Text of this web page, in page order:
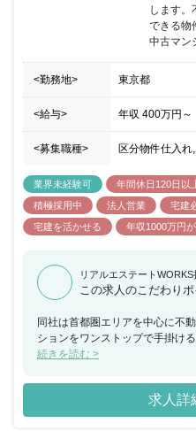
る企業となっています。同ポジ
長候補》として出店店舗拡大に
ており、キャリアステップを明
なっています。
します。
できる物
中古マン
<勤務地> 東京都
<給与> 年収 400万円 ～
<募集職種> 区分物件仕入
業界未経験可 年間休日120日以
積極採用中
法人営業 宅建
宅建を活かせる
年収1000万円
リアルエステートWORKS
この求人のこだわりポ
同社は首都圏エリアを中心に不
ションをワンストップで手掛け
チャー企業として、創業以来7期
不動産業界にチャレンジができ
将来の管理職候補としてご活躍
く、働きぶりに応じて正当評価
続きを読む >
求人詳